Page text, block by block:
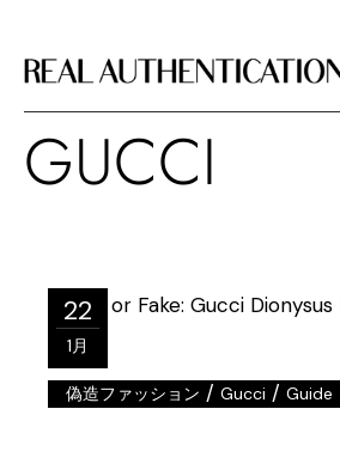
GUCCI
22
1月
偽造ファッション /Gucci /Guide